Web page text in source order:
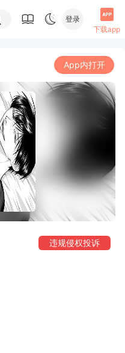
登录
下载app
App内打开
违规侵权投诉